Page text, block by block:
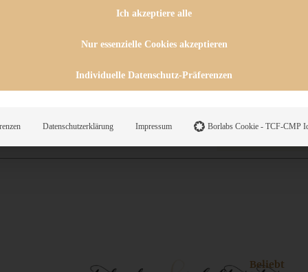
Beliebt
Ich akzeptiere alle
Nur essenzielle Cookies akzeptieren
Individuelle Datenschutz-Präferenzen
Datenschutzerklärung Impressum Borlabs Cookie - TCF-CMP